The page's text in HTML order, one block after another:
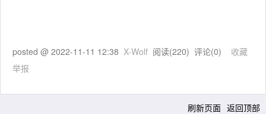
posted @ 2022-11-11 12:38 X-Wolf 阅读(220) 评论(0) 收藏
举报
刷新页面 返回顶部